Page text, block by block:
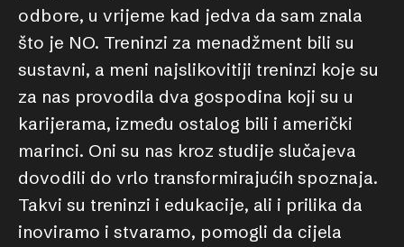
odbore, u vrijeme kad jedva da sam znala
što je NO. Treninzi za menadžment bili su
sustavni, a meni najslikovitiji treninzi koje su
za nas provodila dva gospodina koji su u
karijerama, između ostalog bili i američki
marinci. Oni su nas kroz studije slučajeva
dovodili do vrlo transformirajućih spoznaja.
Takvi su treninzi i edukacije, ali i prilika da
inoviramo i stvaramo, pomogli da cijela